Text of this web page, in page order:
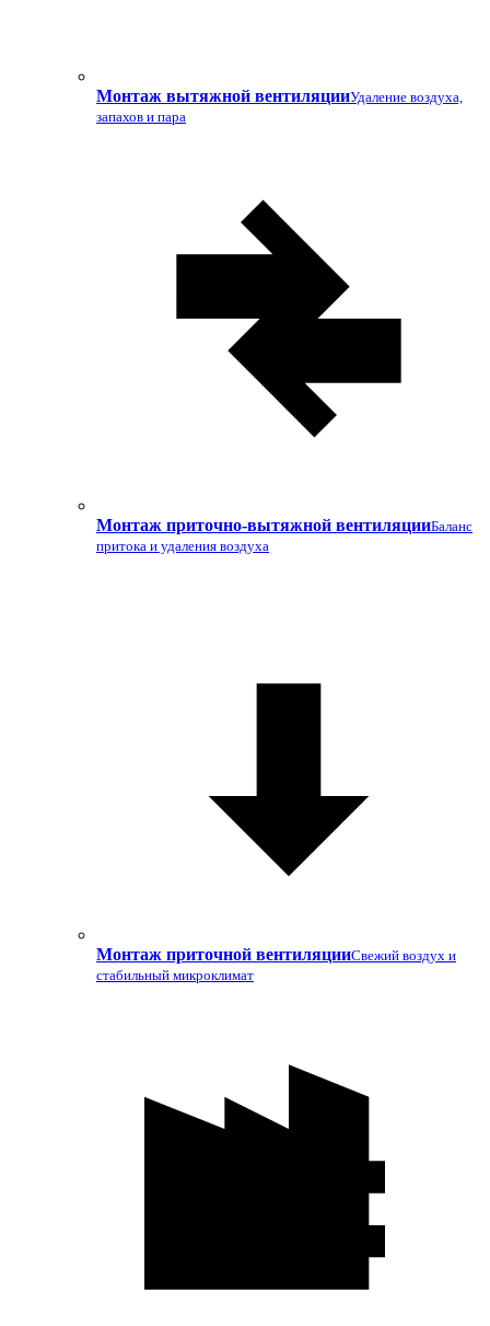
Монтаж вытяжной вентиляцииУдаление воздуха,
запахов и пара
Монтаж приточно-вытяжной вентиляцииБаланс
притока и удаления воздуха
Монтаж приточной вентиляцииСвежий воздух и
стабильный микроклимат